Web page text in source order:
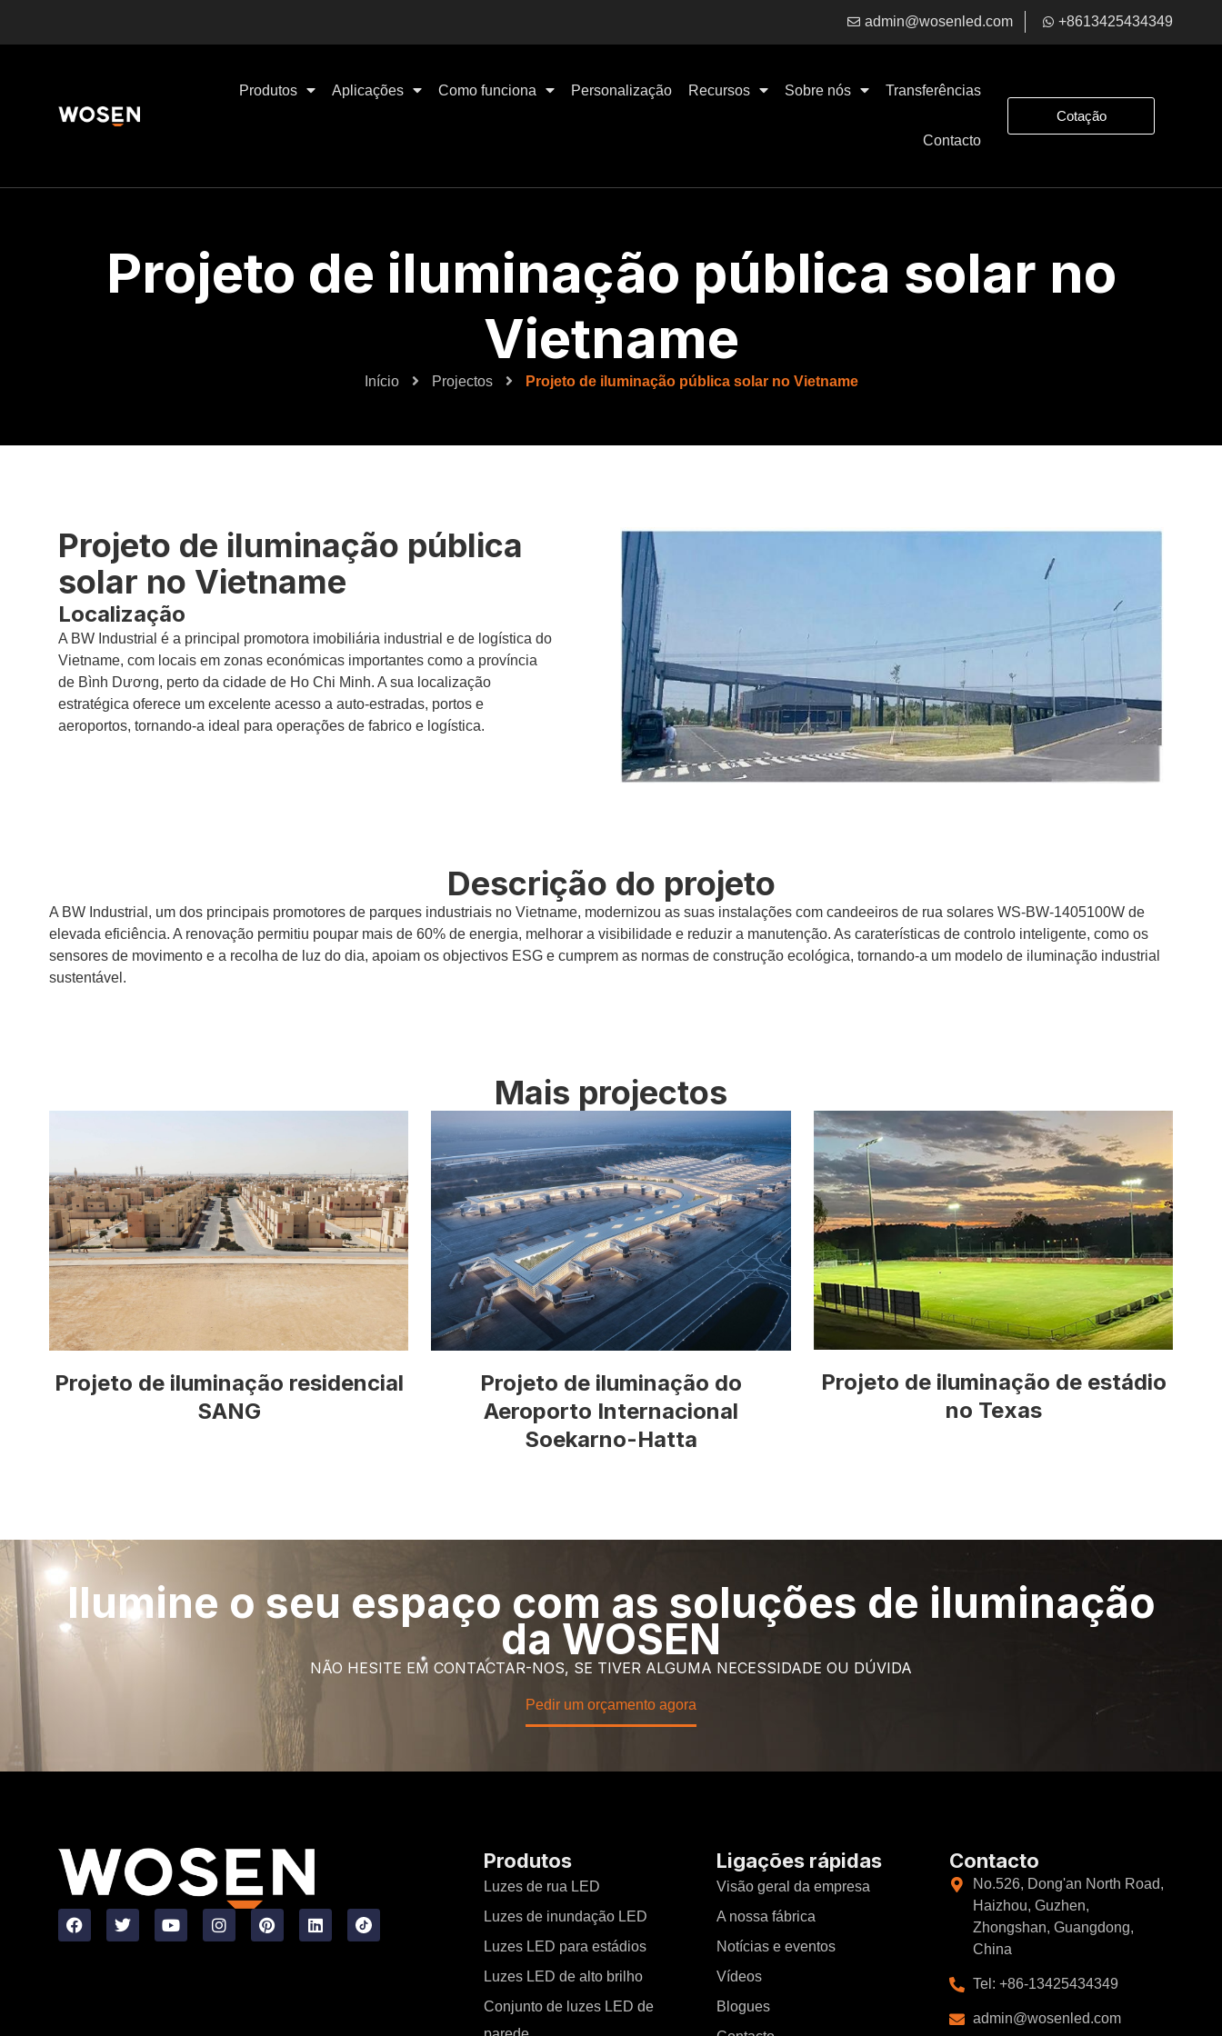
admin@wosenled.com +8613425434349
Produtos Aplicações Como funciona Personalização Recursos Sobre nós Transferências
Contacto
Cotação
Projeto de iluminação pública solar no
Vietname
Início Projectos Projeto de iluminação pública solar no Vietname
Projeto de iluminação pública
solar no Vietname
Localização
A BW Industrial é a principal promotora imobiliária industrial e de logística do
Vietname, com locais em zonas económicas importantes como a província
de Bình Dương, perto da cidade de Ho Chi Minh. A sua localização
estratégica oferece um excelente acesso a auto-estradas, portos e
aeroportos, tornando-a ideal para operações de fabrico e logística.
Descrição do projeto
A BW Industrial, um dos principais promotores de parques industriais no Vietname, modernizou as suas instalações com candeeiros de rua solares WS-BW-1405100W de
elevada eficiência. A renovação permitiu poupar mais de 60% de energia, melhorar a visibilidade e reduzir a manutenção. As caraterísticas de controlo inteligente, como os
sensores de movimento e a recolha de luz do dia, apoiam os objectivos ESG e cumprem as normas de construção ecológica, tornando-a um modelo de iluminação industrial
sustentável.
Mais projectos
Projeto de iluminação residencial
SANG
Projeto de iluminação do
Aeroporto Internacional
Soekarno-Hatta
Projeto de iluminação de estádio
no Texas
Ilumine o seu espaço com as soluções de iluminação
da WOSEN
NÃO HESITE EM CONTACTAR-NOS, SE TIVER ALGUMA NECESSIDADE OU DÚVIDA
Pedir um orçamento agora
Produtos
Luzes de rua LED
Luzes de inundação LED
Luzes LED para estádios
Luzes LED de alto brilho
Conjunto de luzes LED de
Ligações rápidas
Visão geral da empresa
A nossa fábrica
Notícias e eventos
Vídeos
Blogues
Contacto
No.526, Dong'an North Road,
Haizhou, Guzhen,
Zhongshan, Guangdong,
China
Tel: +86-13425434349
admin@wosenled.com